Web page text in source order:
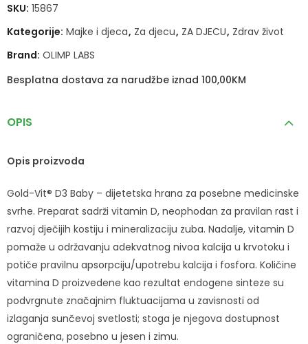
SKU: 15867
Kategorije: Majke i djeca, Za djecu, ZA DJECU, Zdrav život
Brand: OLIMP LABS
Besplatna dostava za narudžbe iznad 100,00KM
OPIS
Opis proizvoda
Gold-Vit® D3 Baby – dijetetska hrana za posebne medicinske
svrhe. Preparat sadrži vitamin D, neophodan za pravilan rast i
razvoj dječijih kostiju i mineralizaciju zuba. Nadalje, vitamin D
pomaže u održavanju adekvatnog nivoa kalcija u krvotoku i
potiče pravilnu apsorpciju/upotrebu kalcija i fosfora. Količine
vitamina D proizvedene kao rezultat endogene sinteze su
podvrgnute značajnim fluktuacijama u zavisnosti od
izlaganja sunčevoj svetlosti; stoga je njegova dostupnost
ograničena, posebno u jesen i zimu.